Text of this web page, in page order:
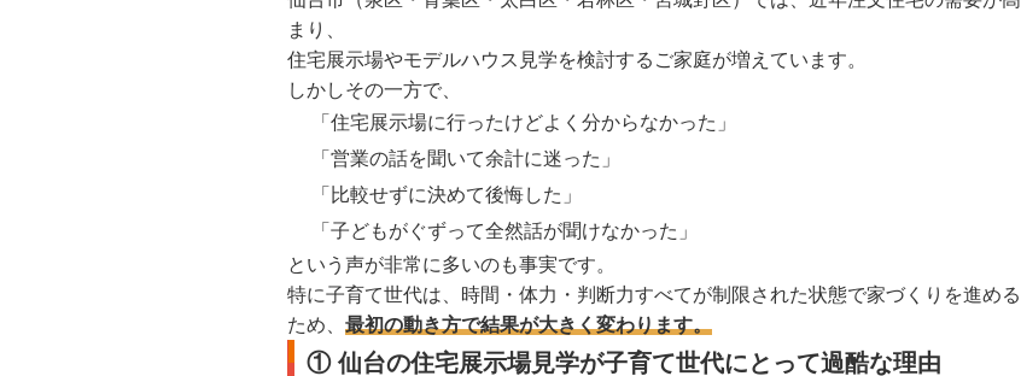
まり、
住宅展示場やモデルハウス見学を検討するご家庭が増えています。
しかしその一方で、
「住宅展示場に行ったけどよく分からなかった」
「営業の話を聞いて余計に迷った」
「比較せずに決めて後悔した」
「子どもがぐずって全然話が聞けなかった」
という声が非常に多いのも事実です。
特に子育て世代は、時間・体力・判断力すべてが制限された状態で家づくりを進める
ため、 最初の動き方で結果が大きく変わります。
① 仙台の住宅展示場見学が子育て世代にとって過酷な理由